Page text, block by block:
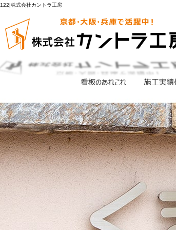
122|株式会社カントラ工房